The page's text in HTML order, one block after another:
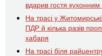
вдарив гостя
На трасі у
ПДР й кілька разів
хабаря
На трасі біля